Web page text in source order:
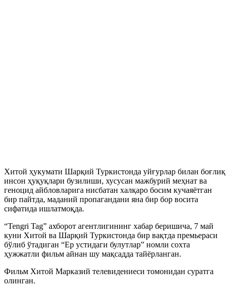
Хитой ҳукумати Шарқий Туркистонда уйғурлар билан боғлиқ
инсон ҳуқуқлари бузилиши, хусусан мажбурий меҳнат ва
геноцид айбловларига нисбатан халқаро босим кучаяётган
бир пайтда, маданий пропагандани яна бир бор восита
сифатида ишлатмоқда.
“Tengri Tag” ахборот агентлигининг хабар беришича, 7 май
куни Хитой ва Шарқий Туркистонда бир вақтда премьераси
бўлиб ўтадиган “Ер устидаги булутлар” номли сохта
ҳужжатли фильм айнан шу мақсадда тайёрланган.
Фильм Хитой Марказий телевидениеси томонидан суратга
олинган.